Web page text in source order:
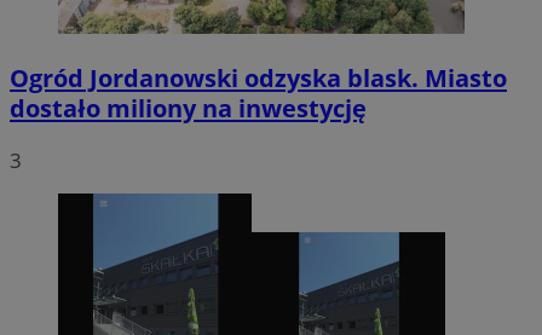
Ogród Jordanowski odzyska blask. Miasto
dostało miliony na inwestycję
3